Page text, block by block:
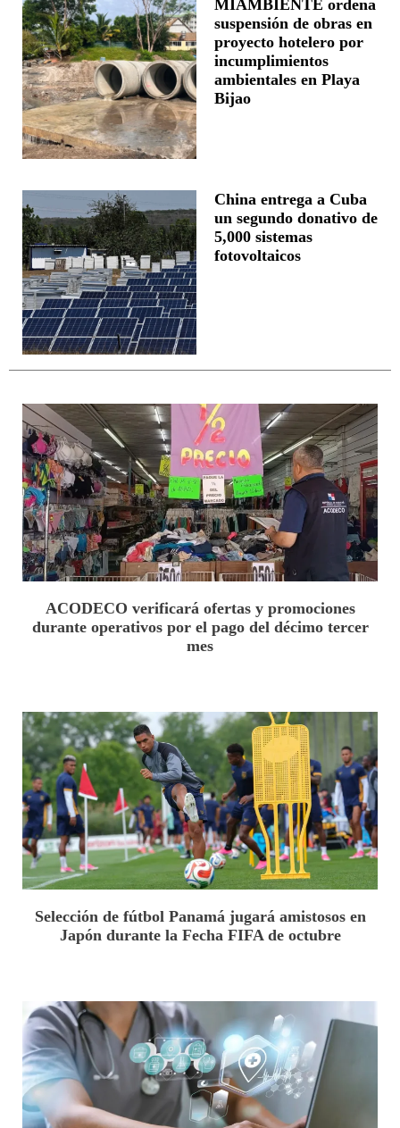
MIAMBIENTE ordena
suspensión de obras en
proyecto hotelero por
incumplimientos
ambientales en Playa
Bijao
China entrega a Cuba
un segundo donativo de
5,000 sistemas
fotovoltaicos
ACODECO verificará ofertas y promociones
durante operativos por el pago del décimo tercer
mes
Selección de fútbol Panamá jugará amistosos en
Japón durante la Fecha FIFA de octubre